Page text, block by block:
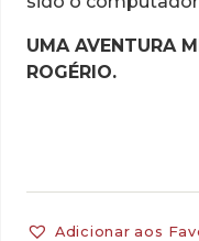
UMA AVENTURA
ROGÉRIO.
Adicionar aos